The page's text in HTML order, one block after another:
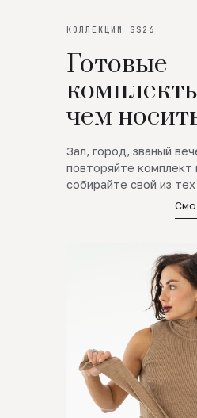
КОЛЛЕКЦИИ SS26
Готовые
чем
Зал, город, званый
повторяйте комплект
собирайте свой из